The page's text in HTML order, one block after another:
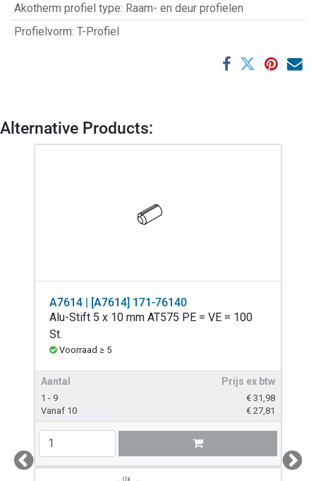
Akotherm profiel type: Raam- en deur profielen
Profielvorm: T-Profiel
Alternative Products:
A7614 | [A7614] 171-76140
Alu-Stift 5 x 10 mm AT575 PE = VE = 100
St.
Voorraad ≥ 5
Aantal Prijs ex btw
1 - 9 € 31,98
Vanaf 10
€ 27,81
Previous Next